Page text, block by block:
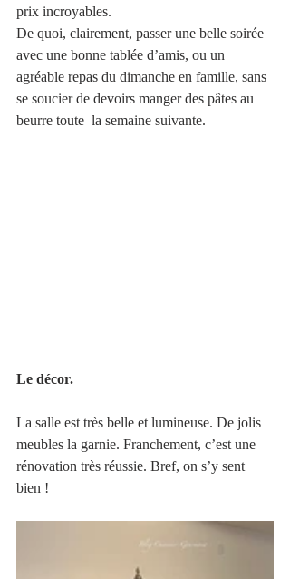
prix incroyables.
De quoi, clairement, passer une belle soirée
avec une bonne tablée d’amis, ou un
agréable repas du dimanche en famille, sans
se soucier de devoirs manger des pâtes au
beurre toute  la semaine suivante.
Le décor.
La salle est très belle et lumineuse. De jolis
meubles la garnie. Franchement, c’est une
rénovation très réussie. Bref, on s’y sent
bien !